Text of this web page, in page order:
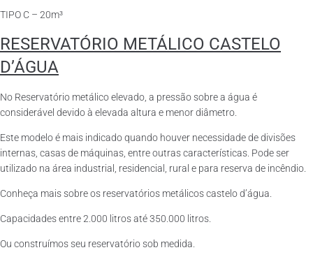
TIPO C – 20m³
RESERVATÓRIO METÁLICO CASTELO
D’ÁGUA
No Reservatório metálico elevado, a pressão sobre a água é
considerável devido à elevada altura e menor diâmetro.
Este modelo é mais indicado quando houver necessidade de divisões
internas, casas de máquinas, entre outras características. Pode ser
utilizado na área industrial, residencial, rural e para reserva de incêndio.
Conheça mais sobre os reservatórios metálicos castelo d’água.
Capacidades entre 2.000 litros até 350.000 litros.
Ou construímos seu reservatório sob medida.